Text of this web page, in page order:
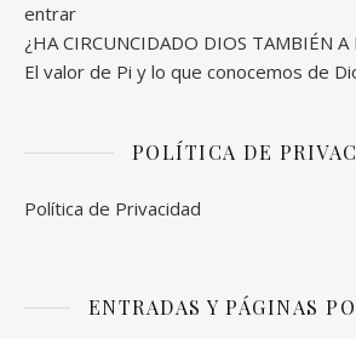
entrar
¿HA CIRCUNCIDADO DIOS TAMBIÉN A
El valor de Pi y lo que conocemos de
POLÍTICA DE
Política de Privacidad
ENTRADAS Y PÁGINAS